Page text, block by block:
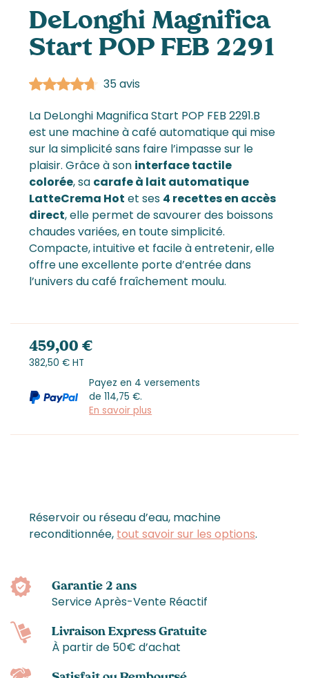
DeLonghi Magnifica
Start POP FEB 2291
35 avis
La DeLonghi Magnifica Start POP FEB 2291.B
est une machine à café automatique qui mise
sur la simplicité sans faire l’impasse sur le
plaisir. Grâce à son interface tactile
colorée, sa carafe à lait automatique
LatteCrema Hot et ses 4 recettes en accès
direct, elle permet de savourer des boissons
chaudes variées, en toute simplicité.
Compacte, intuitive et facile à entretenir, elle
offre une excellente porte d’entrée dans
l’univers du café fraîchement moulu.
459,00 €
382,50 € HT
Payez en 4 versements
de114,75 €.
En savoir plus
Réservoir ou réseau d’eau, machine
reconditionnée, tout savoir sur les options.
Garantie 2 ans
Service Après-Vente Réactif
Livraison Express Gratuite
À partir de 50€ d’achat